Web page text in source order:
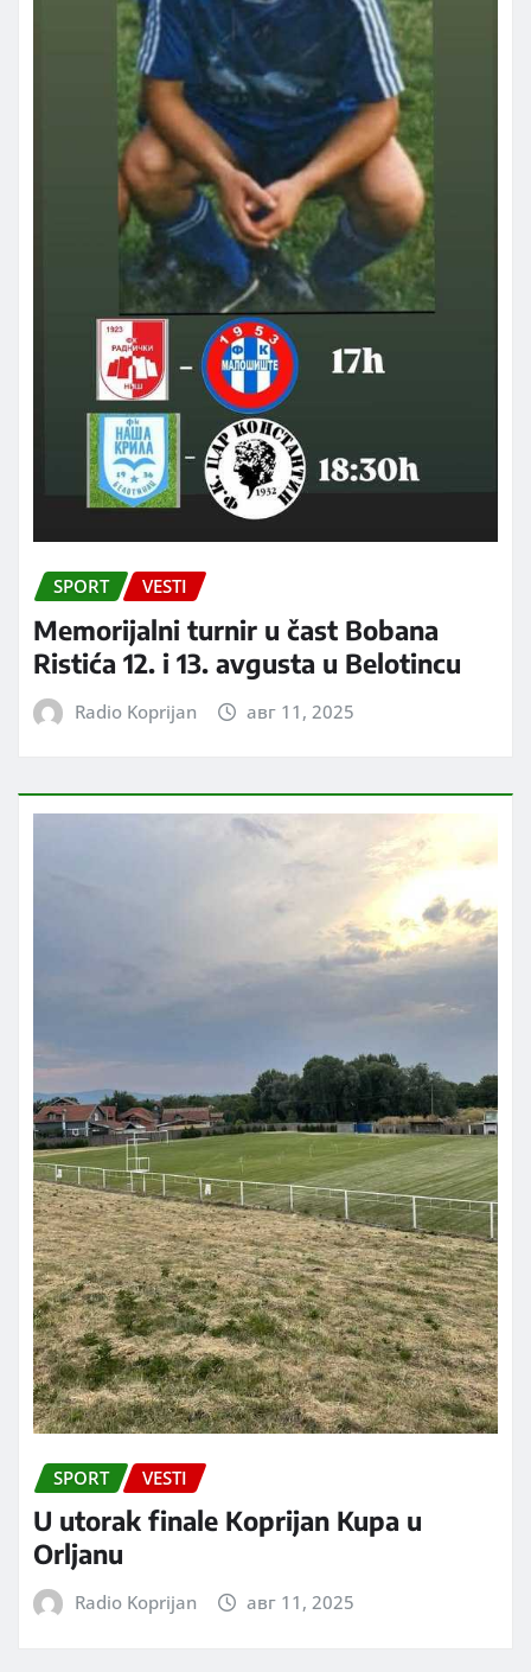
SPORT VESTI
Memorijalni turnir u čast Bobana
Ristića 12. i 13. avgusta u Belotincu
Radio Koprijan авг 11, 2025
SPORT VESTI
U utorak finale Koprijan Kupa u
Orljanu
Radio Koprijan авг 11, 2025